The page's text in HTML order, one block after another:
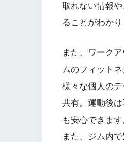
取れない情報
ることがわかり
また、ワーク
ムのフィット
様々な個人の
共有。運動後
も安心できます
また、ジム内